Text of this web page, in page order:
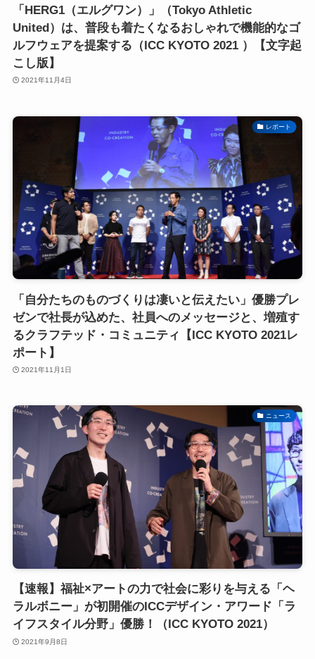
「HERG1（エルグワン）」（Tokyo Athletic
United）は、普段も着たくなるおしゃれで機能的なゴ
ルフウェアを提案する（ICC KYOTO 2021 ）【文字起
こし版】
2021年11月4日
レポート
「自分たちのものづくりは凄いと伝えたい」優勝プレ
ゼンで社長が込めた、社員へのメッセージと、増殖す
るクラフテッド・コミュニティ【ICC KYOTO 2021レ
ポート】
2021年11月1日
ニュース
【速報】福祉×アートの力で社会に彩りを与える「ヘ
ラルボニー」が初開催のICCデザイン・アワード「ラ
イフスタイル分野」優勝！（ICC KYOTO 2021）
2021年9月8日